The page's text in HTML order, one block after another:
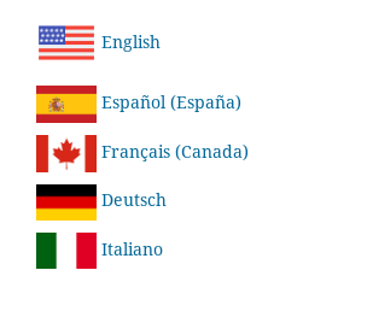
English
Español (España)
Français (Canada)
Deutsch
Italiano